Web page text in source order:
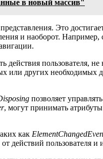
в новый массив"
Это
и наоборот. Например,
пользователя,
или других необходимых
позволяет
, могут принимать
как
действий пользователя